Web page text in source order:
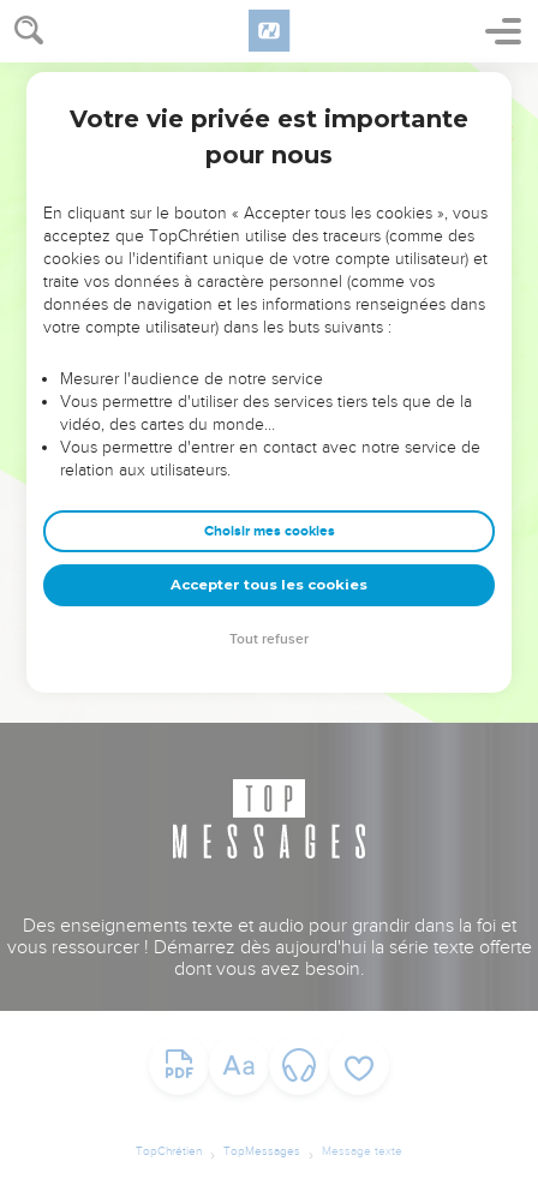
NE MANQUEZ PAS L’ÉVÉNEMENT
DE L’ANNÉE !
ET SI LEURS ERREURS POUVAIENT VOUS ÉVITER LES
VOTRES ?
leur foi ou leur vision. Mais on voit moins les doutes, les erreurs
et les saisons difficiles qu'ils ont traversés, alors même que ce
sont elles qui les ont façonnés.
Dans cette conférence, leaders, entrepreneurs, et responsables
clés pour avancer avec plus de sagesse afin que leurs erreurs
deviennent vos tremplins. Que vous guidiez un ministère, une
équipe, un groupe ou une famille, leur expérience est faite
pour vous.
Des enseignements texte et audio pour grandir dans la foi et
vous ressourcer ! Démarrez dès aujourd'hui la série texte offerte
dont vous avez besoin.
TopChrétien TopMessages Message texte
Votre vie privée est importante
pour nous
En cliquant sur le bouton « Accepter tous les cookies », vous
acceptez que TopChrétien utilise des traceurs (comme des
cookies ou l'identifiant unique de votre compte utilisateur) et
traite vos données à caractère personnel (comme vos
données de navigation et les informations renseignées dans
votre compte utilisateur) dans les buts suivants :
Mesurer l'audience de notre service
Vous permettre d'utiliser des services tiers tels que de la
vidéo, des cartes du monde…
Vous permettre d'entrer en contact avec notre service de
relation aux utilisateurs.
Choisir mes cookies
Accepter tous les cookies
Tout refuser